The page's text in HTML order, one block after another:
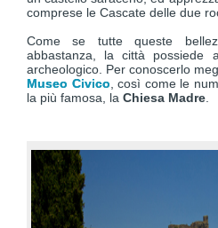
comprese le Cascate delle due
Come se tutte queste
abbastanza, la città possiede
archeologico. Per conoscerlo
Museo Civico, così come le
la più famosa, la Chiesa Madre.